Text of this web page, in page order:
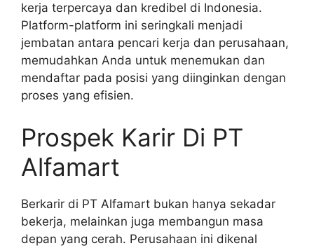
kerja terpercaya dan kredibel di Indonesia.
Platform-platform ini seringkali menjadi
jembatan antara pencari kerja dan perusahaan,
memudahkan Anda untuk menemukan dan
mendaftar pada posisi yang diinginkan dengan
proses yang efisien.
Prospek Karir Di PT
Alfamart
Berkarir di PT Alfamart bukan hanya sekadar
bekerja, melainkan juga membangun masa
depan yang cerah. Perusahaan ini dikenal